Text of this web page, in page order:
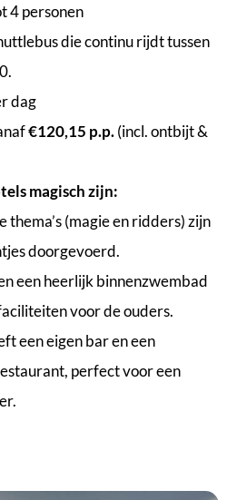
4 personen
die continu rijdt tussen
dag
€120,15 p.p.(incl. ontbijt &
magisch zijn:
thema’s (magie en ridders) zijn
doorgevoerd.
een heerlijk binnenzwembad
voor de ouders.
een eigen bar en een
perfect voor een